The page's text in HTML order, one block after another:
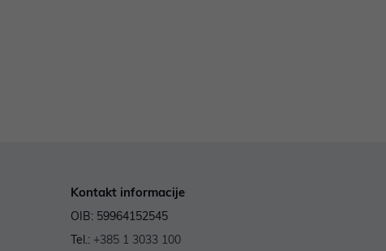
Kontakt informacije
OIB: 59964152545
Tel.: +385 1 3033 100